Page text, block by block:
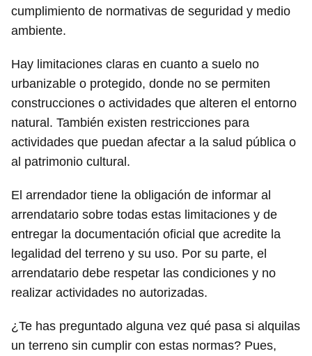
cumplimiento de normativas de seguridad y medio
ambiente.
Hay limitaciones claras en cuanto a suelo no
urbanizable o protegido, donde no se permiten
construcciones o actividades que alteren el entorno
natural. También existen restricciones para
actividades que puedan afectar a la salud pública o
al patrimonio cultural.
El arrendador tiene la obligación de informar al
arrendatario sobre todas estas limitaciones y de
entregar la documentación oficial que acredite la
legalidad del terreno y su uso. Por su parte, el
arrendatario debe respetar las condiciones y no
realizar actividades no autorizadas.
¿Te has preguntado alguna vez qué pasa si alquilas
un terreno sin cumplir con estas normas? Pues,